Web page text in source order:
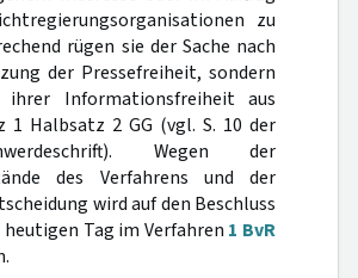
zu
rügen sie der Sache nach
der Pressefreiheit, sondern
ihrer Informationsfreiheit aus
1 Halbsatz 2 GG (vgl. S. 10 der
Wegen der
des Verfahrens und der
wird auf den Beschluss
Tag im Verfahren 1 BvR